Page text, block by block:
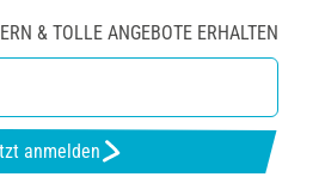
& TOLLE ANGEBOTE ERHALTEN
anmelden